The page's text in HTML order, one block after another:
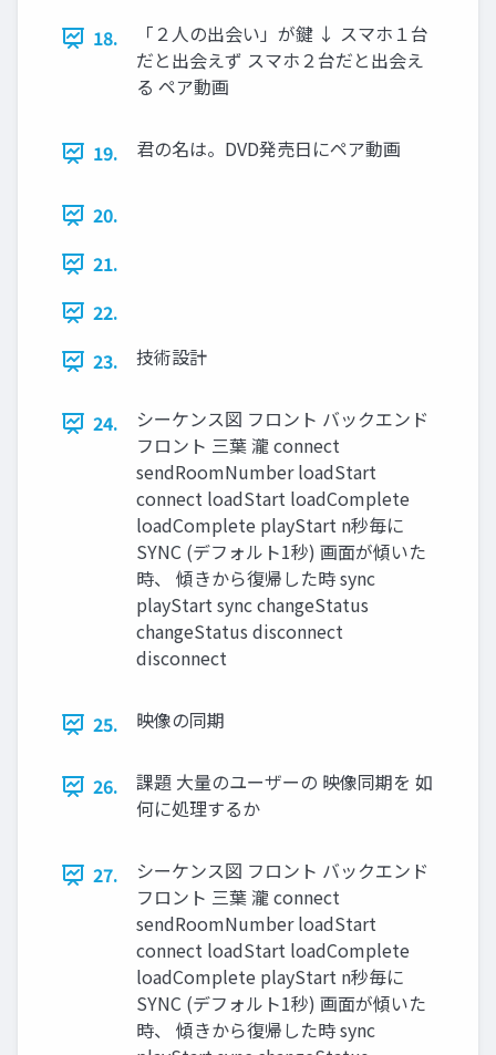
18.
「２⼈の出会い」が鍵 ↓ スマホ１台
だと出会えず スマホ２台だと出会え
る ペア動画
19. 君の名は。DVD発売⽇にペア動画
20.
21.
22.
23.
技術設計
24.
シーケンス図 フロント バックエンド
フロント 三葉 瀧 connect
sendRoomNumber loadStart
connect loadStart loadComplete
loadComplete playStart n秒毎に
SYNC (デフォルト1秒) 画⾯が傾いた
時、 傾きから復帰した時 sync
playStart sync changeStatus
changeStatus disconnect
disconnect
25. 映像の同期
26.
課題 ⼤量のユーザーの 映像同期を 如
何に処理するか
27.
シーケンス図 フロント バックエンド
フロント 三葉 瀧 connect
sendRoomNumber loadStart
connect loadStart loadComplete
loadComplete playStart n秒毎に
SYNC (デフォルト1秒) 画⾯が傾いた
時、 傾きから復帰した時 sync